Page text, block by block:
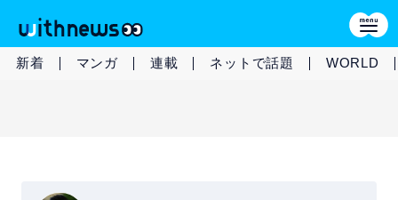
新着 マンガ 連載 ネットで話題 WORLD